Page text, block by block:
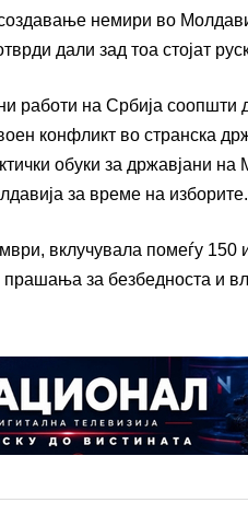
немири во
дали зад тоа стојат
работи на Србија соопшти
конфликт во странска
обуки за државјани на
за време на изборите.
вклучувала помеѓу
за безбедноста и